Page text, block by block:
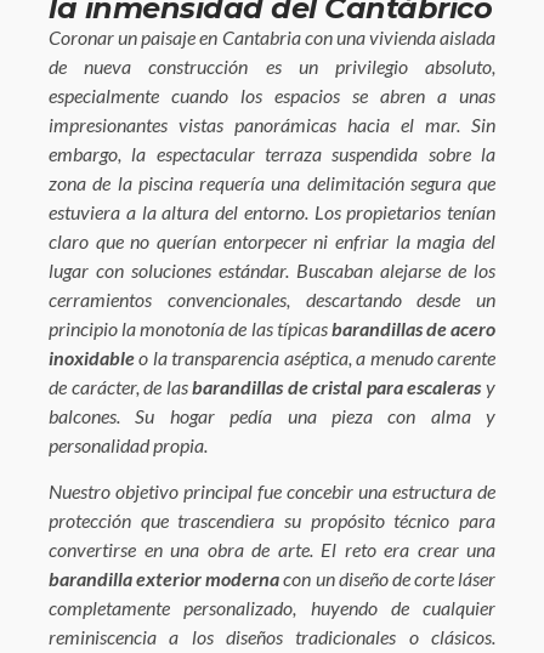
la inmensidad del Cantábrico
Coronar un paisaje en Cantabria con una vivienda aislada
de nueva construcción es un privilegio absoluto,
especialmente cuando los espacios se abren a unas
impresionantes vistas panorámicas hacia el mar. Sin
embargo, la espectacular terraza suspendida sobre la
zona de la piscina requería una delimitación segura que
estuviera a la altura del entorno. Los propietarios tenían
claro que no querían entorpecer ni enfriar la magia del
lugar con soluciones estándar. Buscaban alejarse de los
cerramientos convencionales, descartando desde un
principio la monotonía de las típicasbarandillas de acero
inoxidableo la transparencia aséptica, a menudo carente
de carácter, de lasbarandillas de cristal para escaleras y
balcones. Su hogar pedía una pieza con alma y
personalidad propia.
Nuestro objetivo principal fue concebir una estructura de
protección que trascendiera su propósito técnico para
convertirse en una obra de arte. El reto era crear una
barandilla exterior modernacon un diseño de corte láser
completamente personalizado, huyendo de cualquier
reminiscencia a los diseños tradicionales o clásicos.